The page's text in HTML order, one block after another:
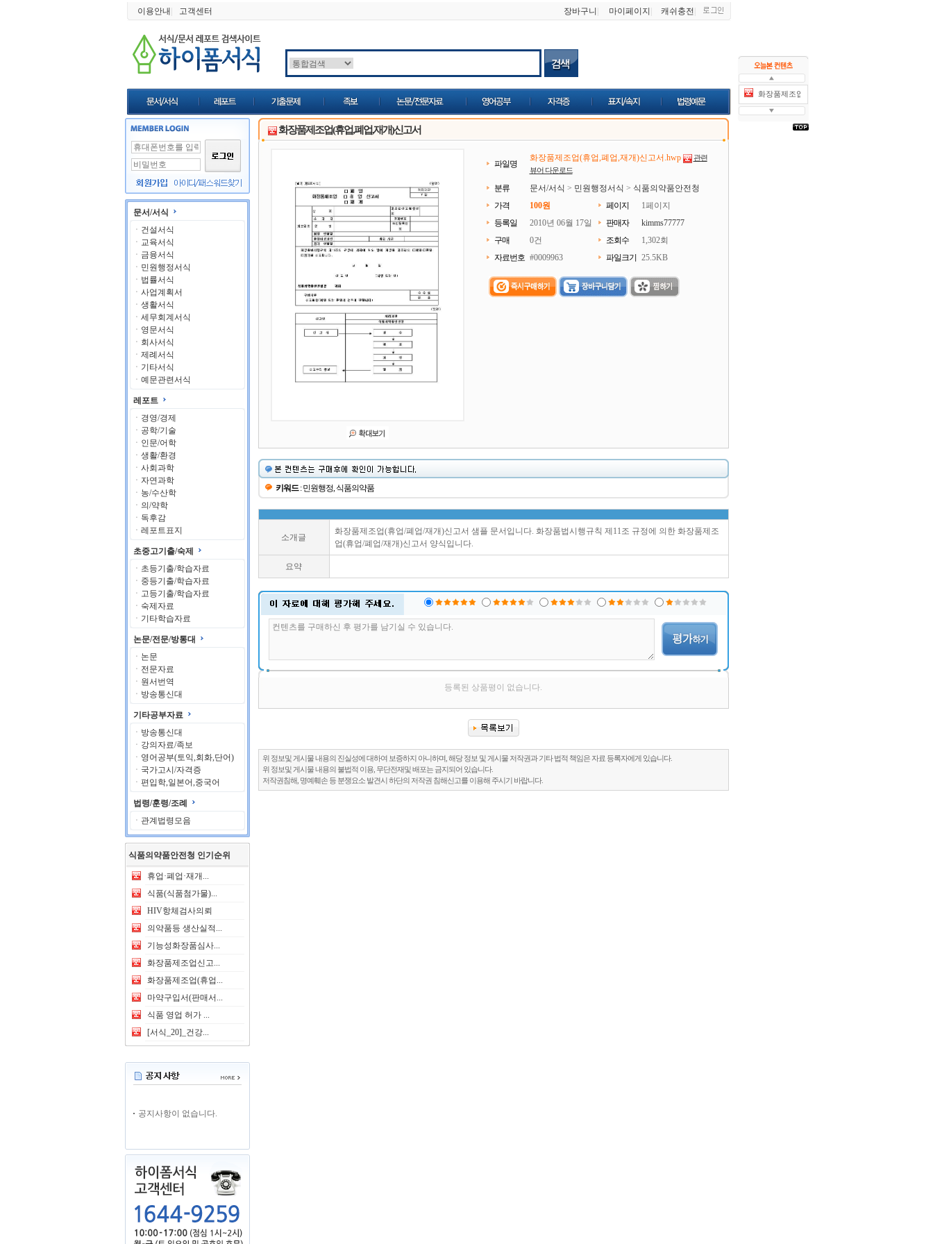
이용안내 고객센터 장바구니 마이페이지 캐쉬충전
문서/서식
ㆍ 건설서식
ㆍ 교육서식
ㆍ 금융서식
ㆍ 민원행정서식
ㆍ 법률서식
ㆍ 사업계획서
ㆍ 생활서식
ㆍ 세무회계서식
ㆍ 영문서식
ㆍ 회사서식
ㆍ 제례서식
ㆍ 기타서식
ㆍ 예문관련서식
레포트
ㆍ 경영/경제
ㆍ 공학/기술
ㆍ 인문/어학
ㆍ 생활/환경
ㆍ 사회과학
ㆍ 자연과학
ㆍ 농/수산학
ㆍ 의/약학
ㆍ 독후감
ㆍ 레포트표지
초중고기출/숙제
ㆍ 초등기출/학습자료
ㆍ 중등기출/학습자료
ㆍ 고등기출/학습자료
ㆍ 숙제자료
ㆍ 기타학습자료
논문/전문/방통대
ㆍ 논문
ㆍ 전문자료
ㆍ 원서번역
ㆍ 방송통신대
기타공부자료
ㆍ 방송통신대
ㆍ 강의자료/족보
ㆍ 영어공부(토익,회화,단어)
ㆍ 국가고시/자격증
ㆍ 편입학,일본어,중국어
법령/훈령/조례
ㆍ 관계법령모음
식품의약품안전청 인기순위
휴업·폐업·재개...
식품(식품첨가물)...
HIV항체검사의뢰
의약품등 생산실적...
기능성화장품심사...
화장품제조업신고...
화장품제조업(휴업...
마약구입서(판매서...
식품 영업 허가 ...
[서식_20]_건강...
공지사항이 없습니다.
화장품제조업(휴업,폐업,재개)신고서
파일명
화장품제조업(휴업,폐업,재개)신고서.hwp
관련
뷰어 다운로드
분류 문서/서식 > 민원행정서식 > 식품의약품안전청
가격
100원 페이지
1페이지
등록일
2010년 06월 17일 판매자
kimms77777
구매
0건 조회수
1,302회
자료번호 #0009963 파일크기 25.5KB
키워드: 민원행정, 식품의약품
소개글
화장품제조업(휴업/폐업/재개)신고서 샘플 문서입니다. 화장품법시행규칙 제11조 규정에 의한 화장품제조
업(휴업/폐업/재개)신고서 양식입니다.
요약
등록된 상품평이 없습니다.
위 정보및 게시물 내용의 진실성에 대하여 보증하지 아니하며, 해당 정보 및 게시물 저작권과 기타 법적 책임은 자료 등록자에게 있습니다.
위 정보및 게시물 내용의 불법적 이용, 무단전재및 배포는 금지되어 있습니다.
저작권침해, 명예훼손 등 분쟁요소 발견시 하단의 저작권 침해신고를 이용해 주시기 바랍니다.
화장품제조업
화장품제조업